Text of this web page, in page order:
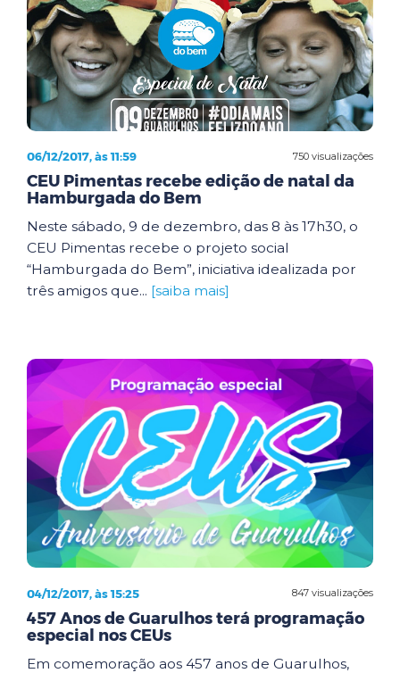
750 visualizações
06/12/2017, às 11:59
CEU Pimentas recebe edição de natal da
Hamburgada do Bem
Neste sábado, 9 de dezembro, das 8 às 17h30, o
CEU Pimentas recebe o projeto social
“Hamburgada do Bem”, iniciativa idealizada por
três amigos que... [saiba mais]
847 visualizações
04/12/2017, às 15:25
457 Anos de Guarulhos terá programação
especial nos CEUs
Em comemoração aos 457 anos de Guarulhos,